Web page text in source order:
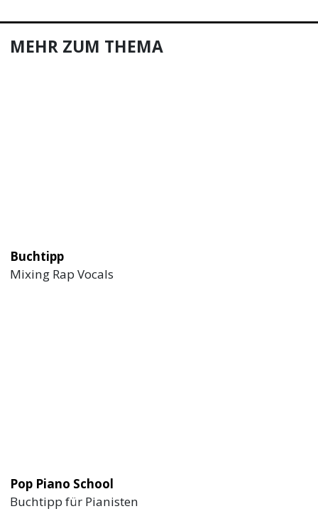
MEHR ZUM THEMA
Buchtipp
Mixing Rap Vocals
Pop Piano School
Buchtipp für Pianisten